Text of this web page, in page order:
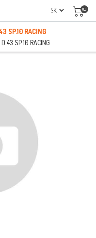
(0)
SP.10 RACING
SP.10 RACING